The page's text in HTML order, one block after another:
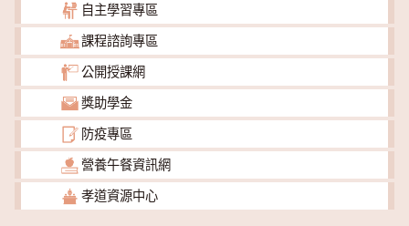
自主學習專區
課程諮詢專區
公開授課網
獎助學金
防疫專區
營養午餐資訊網
孝道資源中心